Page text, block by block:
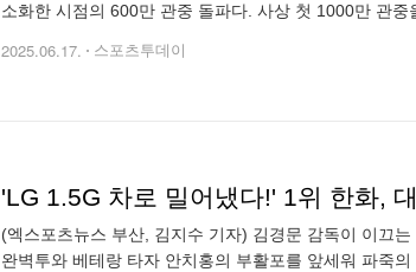
소화한 시점의 600만 관중 돌파다. 사상 첫 1000만 관
2025.06.17. 스포츠투데이
(엑스포츠뉴스 부산, 김지수 기자) 김경문 감독이 이끄
완벽투와 베테랑 타자 안치홍의 부활포를 앞세워 파죽